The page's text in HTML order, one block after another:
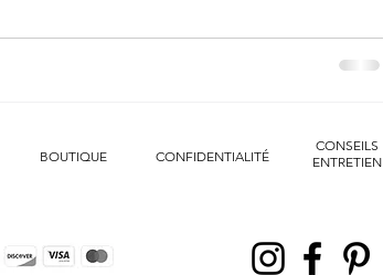
BOUTIQUE CONFIDENTIALITÉ
CONSEILS
ENTRETIEN